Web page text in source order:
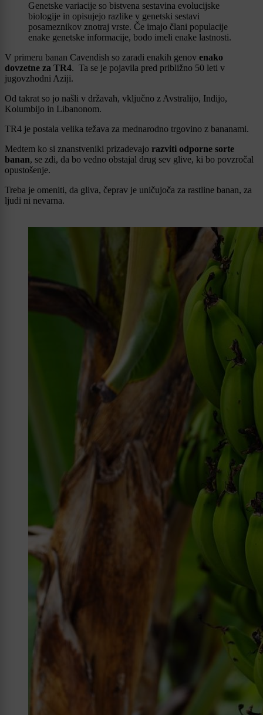
Genetske variacije so bistvena sestavina evolucijske
biologije in opisujejo razlike v genetski sestavi
posameznikov znotraj vrste. Če imajo člani populacije
enake genetske informacije, bodo imeli enake lastnosti.
V primeru banan Cavendish so zaradi enakih genov enako
dovzetne za TR4. Ta se je pojavila pred približno 50 leti v
jugovzhodni Aziji.
Od takrat so jo našli v državah, vključno z Avstralijo, Indijo,
Kolumbijo in Libanonom.
TR4 je postala velika težava za mednarodno trgovino z bananami.
Medtem ko si znanstveniki prizadevajo razviti odporne sorte
banan, se zdi, da bo vedno obstajal drug sev glive, ki bo povzročal
opustošenje.
Treba je omeniti, da gliva, čeprav je uničujoča za rastline banan, za
ljudi ni nevarna.